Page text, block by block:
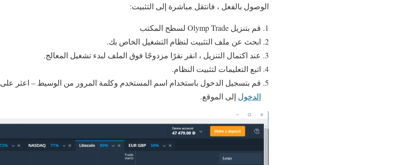
الوصول بالفعل ، فانتقل مباشرة إلى التثبيت:
قم بتنزيل Olymp Trade لسطح المكتب
ابحث عن ملف التثبيت لنظام التشغيل الخاص بك.
عند اكتمال التنزيل ، انقر نقرًا مزدوجًا فوق الملف لبدء تشغيل المعالج.
اتبع التعليمات لتثبيت النظام.
قم بتسجيل الدخول باستخدام اسم المستخدم وكلمة المرور من الوسيط – اعثر
الدخول إلى الموقع.